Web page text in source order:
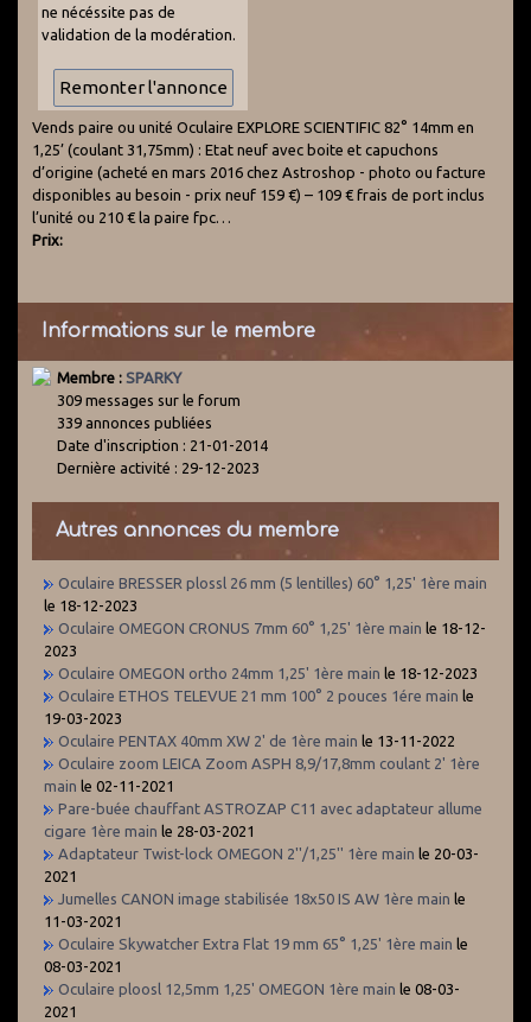
ne nécéssite pas de
validation de la modération.
Vends paire ou unité Oculaire EXPLORE SCIENTIFIC 82° 14mm en
1,25’ (coulant 31,75mm) : Etat neuf avec boite et capuchons
d’origine (acheté en mars 2016 chez Astroshop - photo ou facture
disponibles au besoin - prix neuf 159 €) – 109 € frais de port inclus
l’unité ou 210 € la paire fpc…
Prix:
Informations sur le membre
Membre : SPARKY
309 messages sur le forum
339 annonces publiées
Date d'inscription : 21-01-2014
Dernière activité : 29-12-2023
Autres annonces du membre
Oculaire BRESSER plossl 26 mm (5 lentilles) 60° 1,25' 1ère main
le 18-12-2023
Oculaire OMEGON CRONUS 7mm 60° 1,25' 1ère main le 18-12-
2023
Oculaire OMEGON ortho 24mm 1,25' 1ère main le 18-12-2023
Oculaire ETHOS TELEVUE 21 mm 100° 2 pouces 1ére main le
19-03-2023
Oculaire PENTAX 40mm XW 2' de 1ère main le 13-11-2022
Oculaire zoom LEICA Zoom ASPH 8,9/17,8mm coulant 2' 1ère
main le 02-11-2021
Pare-buée chauffant ASTROZAP C11 avec adaptateur allume
cigare 1ère main le 28-03-2021
Adaptateur Twist-lock OMEGON 2''/1,25'' 1ère main le 20-03-
2021
Jumelles CANON image stabilisée 18x50 IS AW 1ère main le
11-03-2021
Oculaire Skywatcher Extra Flat 19 mm 65° 1,25' 1ère main le
08-03-2021
Oculaire ploosl 12,5mm 1,25' OMEGON 1ère main le 08-03-
2021